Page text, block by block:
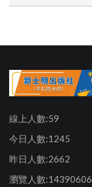
線上人數:59
今日人數:1245
昨日人數:2662
瀏覽人數:14390606